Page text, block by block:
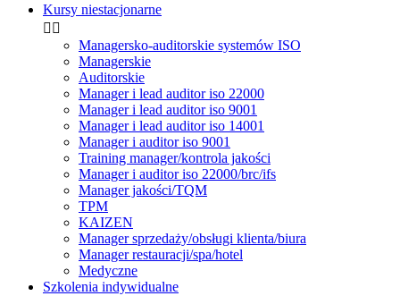
Kursy niestacjonarne
 
Managersko-auditorskie systemów ISO
Managerskie
Auditorskie
Manager i lead auditor iso 22000
Manager i lead auditor iso 9001
Manager i lead auditor iso 14001
Manager i auditor iso 9001
Training manager/kontrola jakości
Manager i auditor iso 22000/brc/ifs
Manager jakości/TQM
TPM
KAIZEN
Manager sprzedaży/obsługi klienta/biura
Manager restauracji/spa/hotel
Medyczne
Szkolenia indywidualne